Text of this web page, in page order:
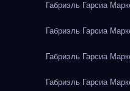
Габриэль Гарсиа
Габриэль Гарсиа
Габриэль Гарсиа
Габриэль Гарсиа